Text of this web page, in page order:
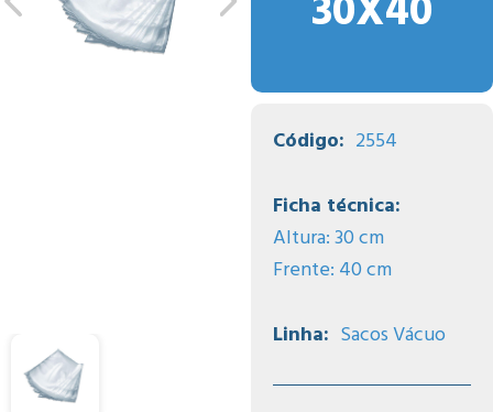
Código: 2554
Ficha técnica:
Altura: 30 cm
Frente: 40 cm
Linha: Sacos Vácuo